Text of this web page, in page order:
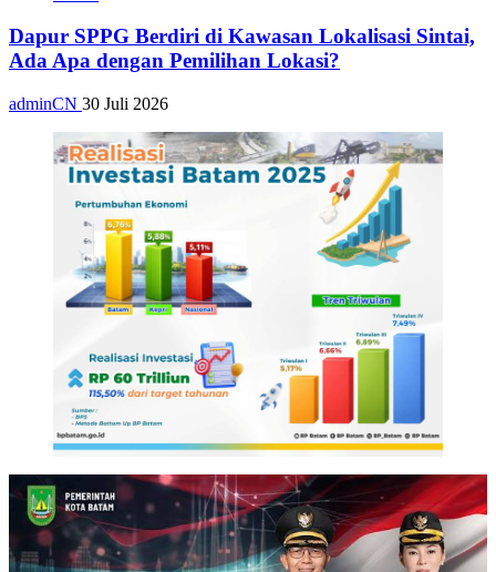
Dapur SPPG Berdiri di Kawasan Lokalisasi Sintai,
Ada Apa dengan Pemilihan Lokasi?
adminCN 30 Juli 2026